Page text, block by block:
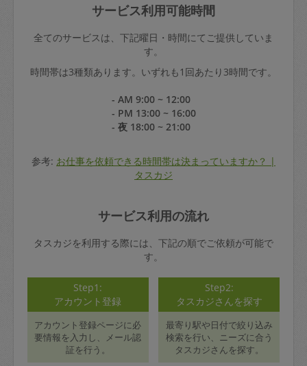
サービス利用可能時間
全てのサービスは、下記曜日・時間にてご提供していま
す。
時間帯は3種類あります。いずれも1回あたり3時間です。
- AM 9:00 ~ 12:00
- PM 13:00 ~ 16:00
- 夜 18:00 ~ 21:00
参考: お仕事を依頼できる時間帯は決まっていますか？ |
タスカジ
サービス利用の流れ
タスカジを利用する際には、下記の順でご依頼が可能で
す。
Step1:
アカウント登録
アカウント登録ページに必
要情報を入力し、メール認
証を行う。
Step2:
タスカジさんを探す
最寄り駅や日付で絞り込み
検索を行い、ニーズに合う
タスカジさんを探す。